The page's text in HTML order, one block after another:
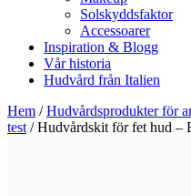
Solskyddsfaktor
Accessoarer
Inspiration & Blogg
Vår historia
Hudvård från Italien
Hem /Hudvårdsprodukter för
test/ Hudvårdskit för fet hud –